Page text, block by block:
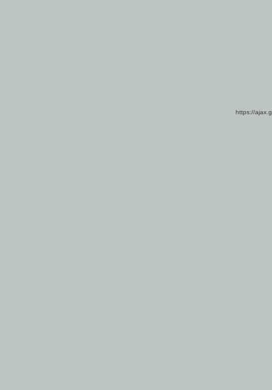
https://